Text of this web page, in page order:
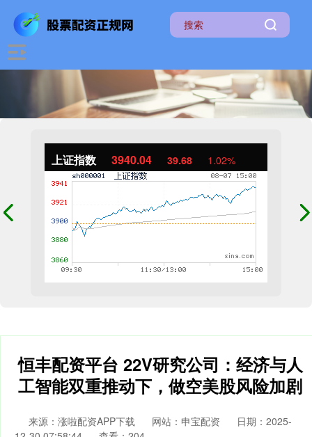
上证指数 3940.04 39.68 1.02%
恒丰配资平台 22V研究公司：经济与人
工智能双重推动下，做空美股风险加剧
来源：涨啦配资APP下载 网站：申宝配资
日期：2025-